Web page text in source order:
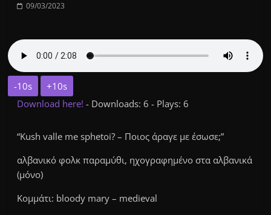
09/03/2023
-10s
+10s
Download here!- Downloads: 6 - Plays: 6
“Kush valle me sphetoi? – Ποιος άραγε με έσωσε;”
αλβανικό φολκ παραμύθι, ηχογραφημένο στα αλβανικά
(μόνο)
Κομμάτι: bloody mary – medieval